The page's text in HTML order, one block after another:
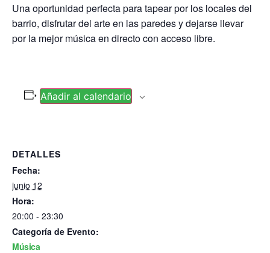
Una oportunidad perfecta para tapear por los locales del
barrio, disfrutar del arte en las paredes y dejarse llevar
por la mejor música en directo con acceso libre.
Añadir al calendario
DETALLES
Fecha:
junio 12
Hora:
20:00 - 23:30
Categoría de Evento:
Música